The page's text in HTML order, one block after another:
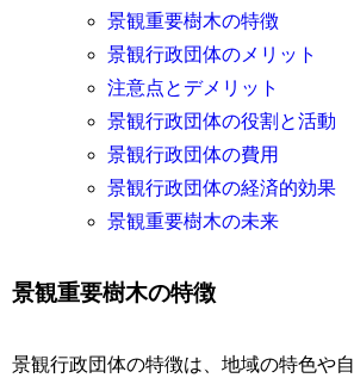
景観重要樹木の特徴
景観行政団体のメリット
注意点とデメリット
景観行政団体の役割と活動
景観行政団体の費用
景観行政団体の経済的効果
景観重要樹木の未来
景観重要樹木の特徴
景観行政団体の特徴は、地域の特色や自